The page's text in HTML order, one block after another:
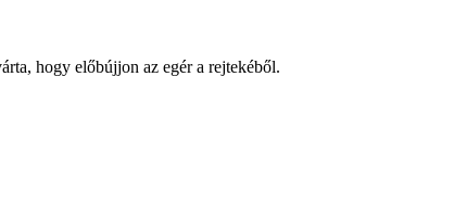
hogy előbújjon az egér a rejtekéből.